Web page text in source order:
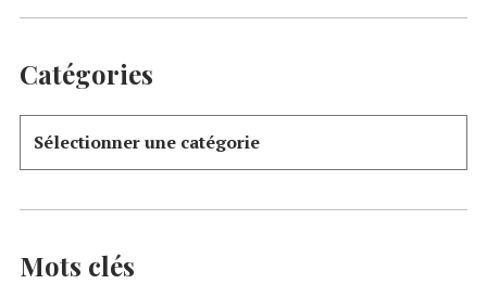
Catégories
Mots clés